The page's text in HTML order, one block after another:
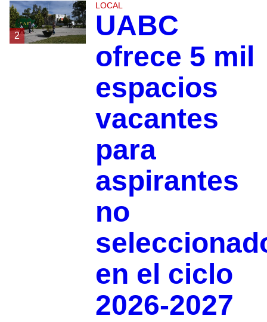
2
LOCAL
UABC
ofrece 5 mil
espacios
vacantes
para
aspirantes
no
en el ciclo
2026-2027